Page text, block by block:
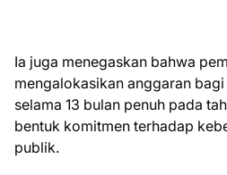
Ia juga menegaskan bahwa
mengalokasikan anggaran
selama 13 bulan penuh pada
bentuk komitmen terhadap
publik.